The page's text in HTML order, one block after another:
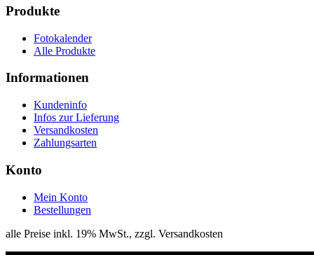
Produkte
Fotokalender
Alle Produkte
Informationen
Kundeninfo
Infos zur Lieferung
Versandkosten
Zahlungsarten
Konto
Mein Konto
Bestellungen
alle Preise inkl. 19% MwSt., zzgl. Versandkosten